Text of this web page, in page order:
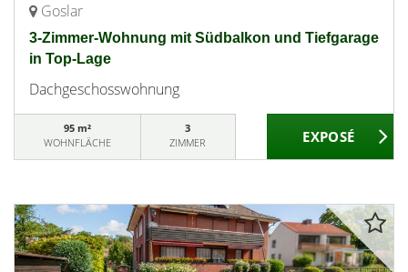
Goslar
3-Zimmer-Wohnung mit Südbalkon und Tiefgarage
in Top-Lage
Dachgeschosswohnung
95 m²
WOHNFLÄCHE
3
ZIMMER